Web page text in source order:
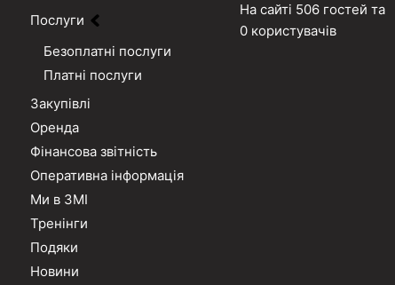
Послуги
Безоплатні послуги
Платні послуги
Закупівлі
Оренда
Фінансова звітність
Оперативна інформація
Ми в ЗМІ
Тренінги
Подяки
Новини
На сайті 506 гостей та
0 користувачів